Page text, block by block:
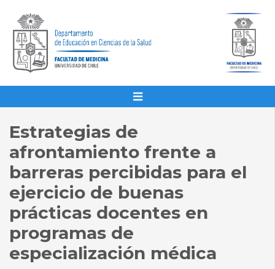
Estrategias de
afrontamiento frente a
barreras percibidas para el
ejercicio de buenas
prácticas docentes en
programas de
especialización médica